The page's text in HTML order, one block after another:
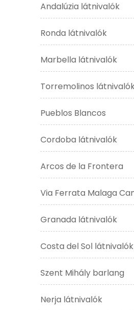
Andalúzia látnivalók
Ronda látnivalók
Marbella látnivalók
Torremolinos
Pueblos Blancos
Cordoba látnivalók
Arcos de la Frontera
Via Ferrata Malaga
Granada látnivalók
Costa del Sol látnivalók
Szent Mihály barlang
Nerja látnivalók